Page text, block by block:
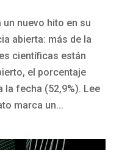
un nuevo hito en su
abierta: más de la
científicas están
el porcentaje
fecha (52,9%). Lee
marca un...